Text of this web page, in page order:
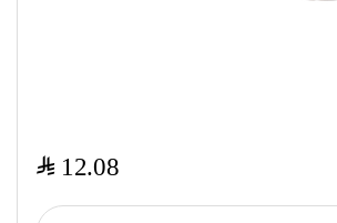
12.08
$